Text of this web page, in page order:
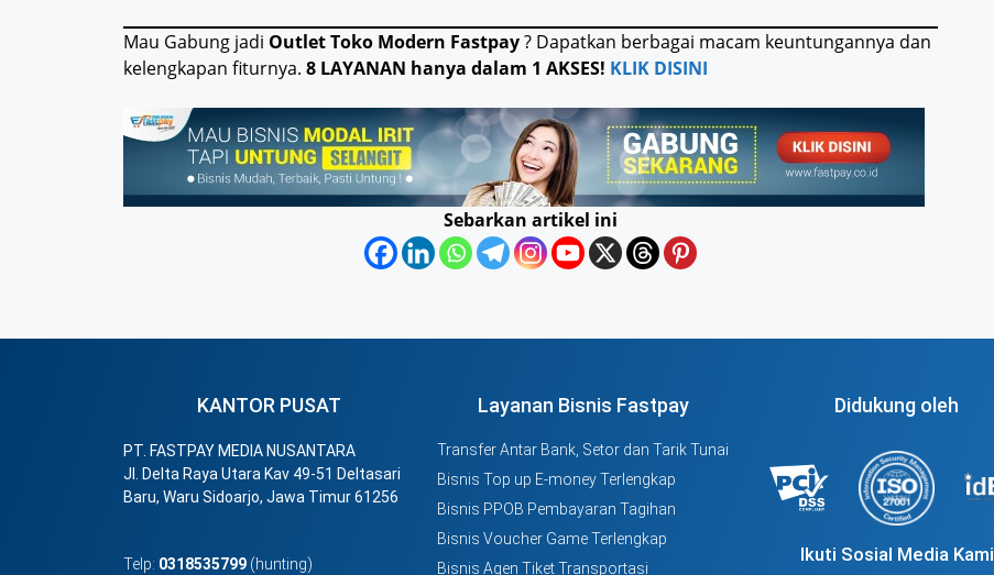
Mau Gabung jadi Outlet Toko Modern Fastpay? Dapatkan berbagai macam keuntungannya dan
kelengkapan fiturnya. 8 LAYANAN hanya dalam 1 AKSES! KLIK DISINI
Sebarkan artikel ini
KANTOR PUSAT
PT. FASTPAY MEDIA NUSANTARA
Jl. Delta Raya Utara Kav 49-51 Deltasari
Baru, Waru Sidoarjo, Jawa Timur 61256
Telp: 0318535799 (hunting)
Layanan Bisnis Fastpay
Transfer Antar Bank, Setor dan Tarik Tunai
Bisnis Top up E-money Terlengkap
Bisnis PPOB Pembayaran Tagihan
Bisnis Voucher Game Terlengkap
Bisnis Agen Tiket Transportasi
Didukung oleh
Ikuti Sosial Media Kami